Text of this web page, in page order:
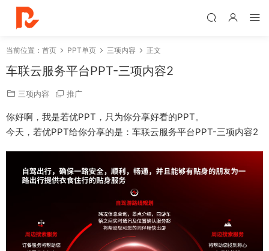
当前位置： 首页 PPT单页 三项内容 正文
车联云服务平台PPT-三项内容2
三项内容 推广
你好啊，我是若优PPT，只为你分享好看的PPT。
今天，若优PPT给你分享的是：车联云服务平台PPT-三项内容2